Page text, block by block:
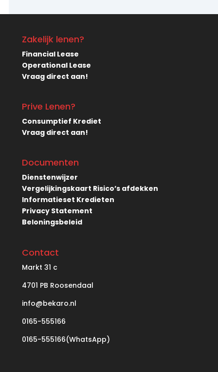
Zakelijk lenen?
Financial Lease
Operational Lease
Vraag direct aan!
Prive Lenen?
Consumptief Krediet
Vraag direct aan!
Documenten
Dienstenwijzer
Vergelijkingskaart Risico’s afdekken
Informatieset Kredieten
Privacy Statement
Beloningsbeleid
Contact
Markt 31 c
4701 PB Roosendaal
info@bekaro.nl
0165-555166
0165-555166(WhatsApp)